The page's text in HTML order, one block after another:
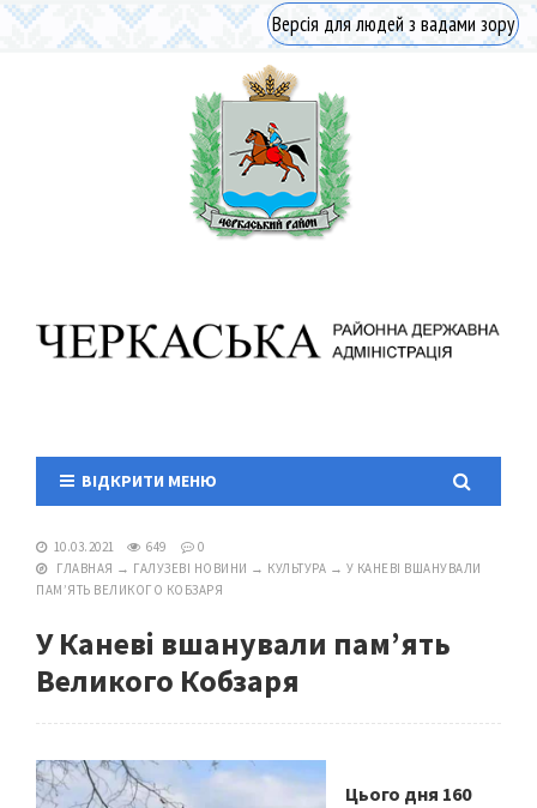
Версія для людей з вадами зору
ВІДКРИТИ МЕНЮ
10.03.2021 649
0
ГЛАВНАЯ → ГАЛУЗЕВІ НОВИНИ → КУЛЬТУРА → У КАНЕВІ ВШАНУВАЛИ
ПАМ’ЯТЬ ВЕЛИКОГО КОБЗАРЯ
У Каневі вшанували пам’ять
Великого Кобзаря
Цього дня 160